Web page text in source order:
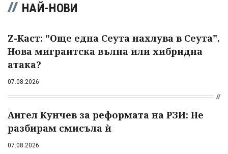
НАЙ-НОВИ
Z-Каст: "Още една Сеута нахлува в Сеута".
Нова мигрантска вълна или хибридна
атака?
07.08.2026
Ангел Кунчев за реформата на РЗИ: Не
разбирам смисъла ѝ
07.08.2026